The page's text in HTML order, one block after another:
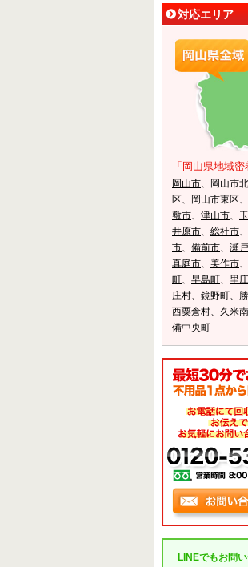
対応エリア
「岡山県地域密
岡山市、岡山市
区、岡山市東区
敷市、 津山市、
井原市、 総社市、
市、 備前市、 瀬
真庭市、 美作市、
町、 早島町、 里
庄村、 鏡野町、
西粟倉村、 久米
備中央町
LINEでもお問